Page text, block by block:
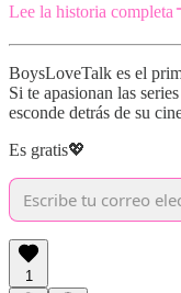
Lee la historia completa
BoysLoveTalk es el
Si te apasionan las
esconde detrás de su
Es gratis💖
1